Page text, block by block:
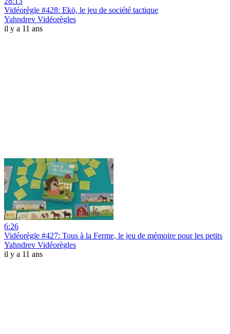
Vidéorègle #428: Ekö, le jeu de société tactique
Yahndrev Vidéorègles
il y a 11 ans
6:26
Vidéorègle #427: Tous à la Ferme, le jeu de mémoire pour les petits
Yahndrev Vidéorègles
il y a 11 ans